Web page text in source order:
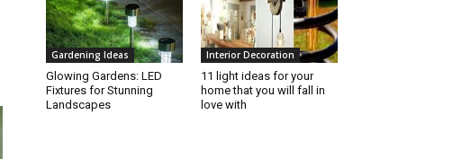
Gardening Ideas
Glowing Gardens: LED
Fixtures for Stunning
Landscapes
Interior Decoration
11 light ideas for your
home that you will fall in
love with